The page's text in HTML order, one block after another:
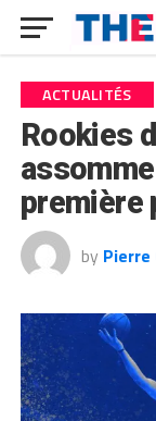
ACTUALITÉS
Rookies
première
by Pierre